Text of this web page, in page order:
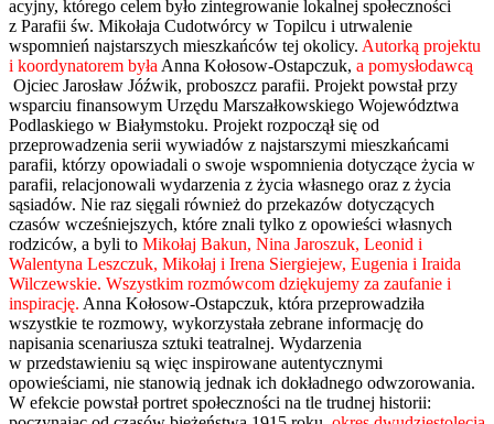
acyjny, którego celem było zintegrowanie lokalnej społeczności
z Parafii św. Mikołaja Cudotwórcy w Topilcu i utrwalenie
wspomnień najstarszych mieszkańców tej okolicy. Autorką projektu
i koordynatorem była Anna Kołosow-Ostapczuk, a pomysłodawcą
Ojciec Jarosław Jóźwik, proboszcz parafii. Projekt powstał przy
wsparciu finansowym Urzędu Marszałkowskiego Województwa
Podlaskiego w Białymstoku. Projekt rozpoczął się od
przeprowadzenia serii wywiadów z najstarszymi mieszkańcami
parafii, którzy opowiadali o swoje wspomnienia dotyczące życia w
parafii, relacjonowali wydarzenia z życia własnego oraz z życia
sąsiadów. Nie raz sięgali również do przekazów dotyczących
czasów wcześniejszych, które znali tylko z opowieści własnych
rodziców, a byli to Mikołaj Bakun, Nina Jaroszuk, Leonid i
Walentyna Leszczuk, Mikołaj i Irena Siergiejew, Eugenia i Iraida
Wilczewskie. Wszystkim rozmówcom dziękujemy za zaufanie i
inspirację. Anna Kołosow-Ostapczuk, która przeprowadziła
wszystkie te rozmowy, wykorzystała zebrane informację do
napisania scenariusza sztuki teatralnej. Wydarzenia
w przedstawieniu są więc inspirowane autentycznymi
opowieściami, nie stanowią jednak ich dokładnego odwzorowania.
W efekcie powstał portret społeczności na tle trudnej historii: